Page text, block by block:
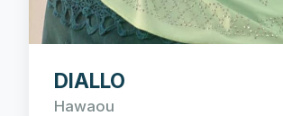
DIALLO
Hawaou